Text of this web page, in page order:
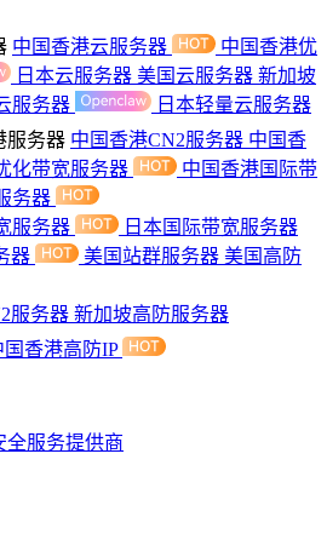
中国香港云服务器
中国香港优
日本云服务器 美国云服务器 新加坡
服务器
日本轻量云服务器
服务器 中国香港CN2服务器 中国香
化带宽服务器
中国香港国际带
务器
服务器
日本国际带宽服务器
器 美国站群服务器 美国高防
服务器 新加坡高防服务器
国香港高防IP
全服务提供商